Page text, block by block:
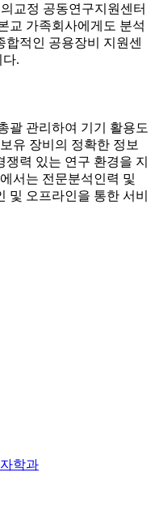
교정 공동연구지원센터
교 가족회사에게도 분석
적인 공용장비 지원센
.
괄 관리하여 기기 활용도
유 장비의 정확한 정보
력 있는 연구 환경을 지
서는 전문분석인력 및
및 오프라인을 통한 서비
학과